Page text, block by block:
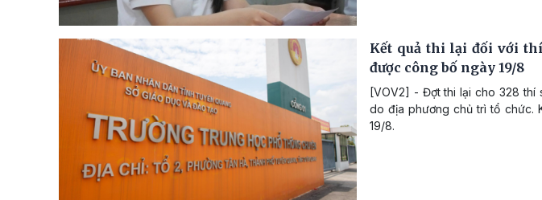
Kết quả thi lại đối với
được công bố ngày 19/8
[VOV2] - Đợt thi lại cho 328 thí
do địa phương chủ trì tổ chức.
19/8.